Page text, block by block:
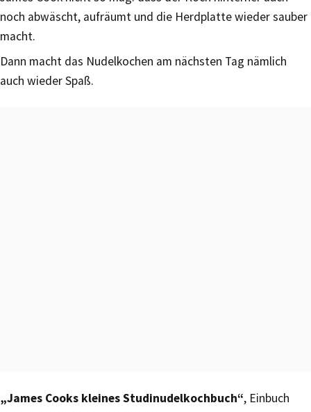
noch abwäscht, aufräumt und die Herdplatte wieder sauber
macht.
Dann macht das Nudelkochen am nächsten Tag nämlich
auch wieder Spaß.
„James Cooks kleines Studinudelkochbuch“, Einbuch